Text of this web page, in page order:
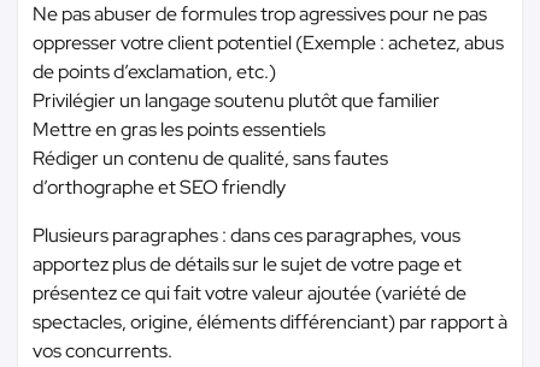
Ne pas abuser de formules trop agressives pour ne pas
oppresser votre client potentiel (Exemple : achetez, abus
de points d’exclamation, etc.)
Privilégier un langage soutenu plutôt que familier
Mettre en gras les points essentiels
Rédiger un contenu de qualité, sans fautes
d’orthographe et SEO friendly
Plusieurs paragraphes : dans ces paragraphes, vous
apportez plus de détails sur le sujet de votre page et
présentez ce qui fait votre valeur ajoutée (variété de
spectacles, origine, éléments différenciant) par rapport à
vos concurrents.